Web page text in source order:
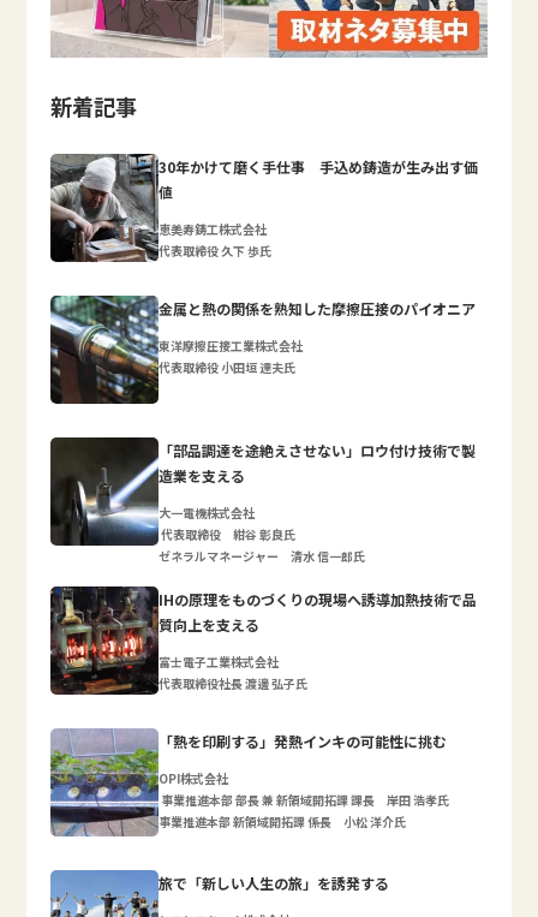
新着記事
30年かけて磨く手仕事 手込め鋳造が生み出す価
値
恵美寿鋳工株式会社
代表取締役 久下 歩氏
金属と熱の関係を熟知した摩擦圧接のパイオニア
東洋摩擦圧接工業株式会社
代表取締役 小田垣 達夫氏
「部品調達を途絶えさせない」ロウ付け技術で製
造業を支える
大一電機株式会社
代表取締役 紺谷 彰良氏
ゼネラルマネージャー 清水 信一郎氏
IHの原理をものづくりの現場へ誘導加熱技術で品
質向上を支える
富士電子工業株式会社
代表取締役社長 渡邊 弘子氏
「熱を印刷する」発熱インキの可能性に挑む
OPI株式会社
事業推進本部 部長 兼 新領域開拓課 課長 岸田 浩孝氏
事業推進本部 新領域開拓課 係長 小松 洋介氏
旅で「新しい人生の旅」を誘発する